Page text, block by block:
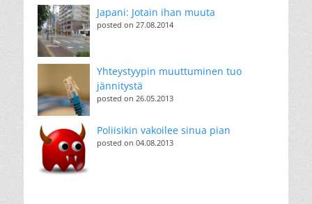
Japani: Jotain ihan muuta
posted on 27.08.2014
Yhteystyypin muuttuminen tuo
jännitystä
posted on 26.05.2013
Poliisikin vakoilee sinua pian
posted on 04.08.2013